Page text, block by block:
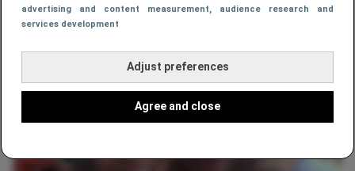
advertising and content measurement, audience research and
services development
Adjust preferences
Agree and close